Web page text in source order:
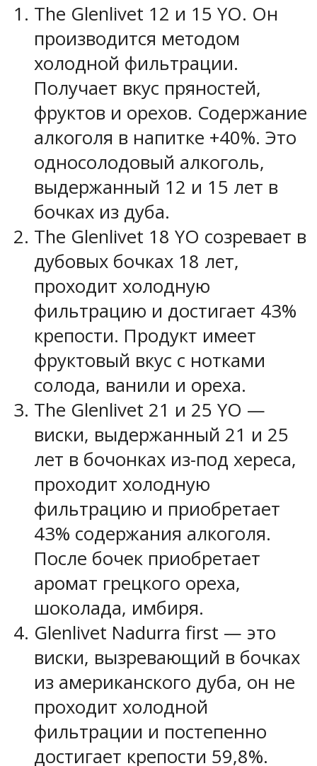
The Glenlivet 12 и 15 YO. Он
производится методом
холодной фильтрации.
Получает вкус пряностей,
фруктов и орехов. Содержание
алкоголя в напитке +40%. Это
односолодовый алкоголь,
выдержанный 12 и 15 лет в
бочках из дуба.
The Glenlivet 18 YO созревает в
дубовых бочках 18 лет,
проходит холодную
фильтрацию и достигает 43%
крепости. Продукт имеет
фруктовый вкус с нотками
солода, ванили и ореха.
The Glenlivet 21 и 25 YO —
виски, выдержанный 21 и 25
лет в бочонках из-под хереса,
проходит холодную
фильтрацию и приобретает
43% содержания алкоголя.
После бочек приобретает
аромат грецкого ореха,
шоколада, имбиря.
Glenlivet Nadurra first — это
виски, вызревающий в бочках
из американского дуба, он не
проходит холодной
фильтрации и постепенно
достигает крепости 59,8%.